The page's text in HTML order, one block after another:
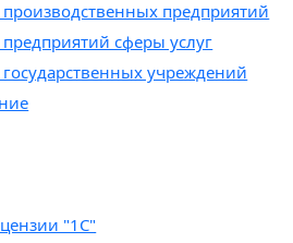
предприятий
сферы услуг
учреждений
"1С"